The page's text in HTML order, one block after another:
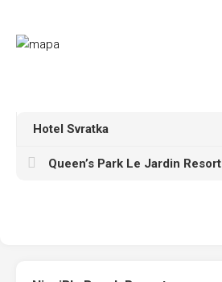
Hotel Svratka
Queen’s Park Le Jardin Resort